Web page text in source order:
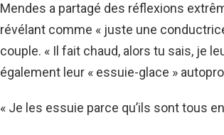
Mendes a partagé des réflexions
révélant comme « juste une
couple. « Il fait chaud, alors tu sais, je
également leur « essuie-glace »
« Je les essuie parce qu’ils sont tous